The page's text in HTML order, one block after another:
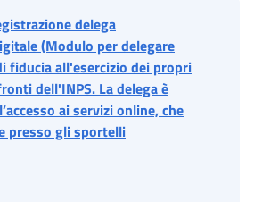
delega
(Modulo per delegare
fiducia all'esercizio dei propri
dell'INPS. La delega è
ai servizi online, che
presso gli sportelli